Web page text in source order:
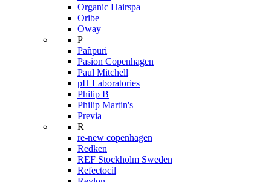
Organic Hairspa
Oribe
Oway
P
Pañpuri
Pasion Copenhagen
Paul Mitchell
pH Laboratories
Philip B
Philip Martin's
Previa
R
re-new copenhagen
Redken
REF Stockholm Sweden
Refectocil